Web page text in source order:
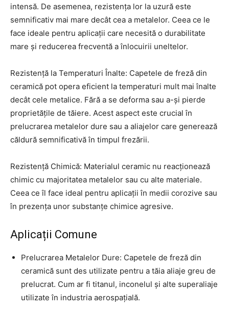
intensă. De asemenea, rezistența lor la uzură este
semnificativ mai mare decât cea a metalelor. Ceea ce le
face ideale pentru aplicații care necesită o durabilitate
mare și reducerea frecventă a înlocuirii uneltelor.
Rezistență la Temperaturi Înalte: Capetele de freză din
ceramică pot opera eficient la temperaturi mult mai înalte
decât cele metalice. Fără a se deforma sau a-și pierde
proprietățile de tăiere. Acest aspect este crucial în
prelucrarea metalelor dure sau a aliajelor care generează
căldură semnificativă în timpul frezării.
Rezistență Chimică: Materialul ceramic nu reacționează
chimic cu majoritatea metalelor sau cu alte materiale.
Ceea ce îl face ideal pentru aplicații în medii corozive sau
în prezența unor substanțe chimice agresive.
Aplicații Comune
Prelucrarea Metalelor Dure: Capetele de freză din
ceramică sunt des utilizate pentru a tăia aliaje greu de
prelucrat. Cum ar fi titanul, inconelul și alte superaliaje
utilizate în industria aerospațială.